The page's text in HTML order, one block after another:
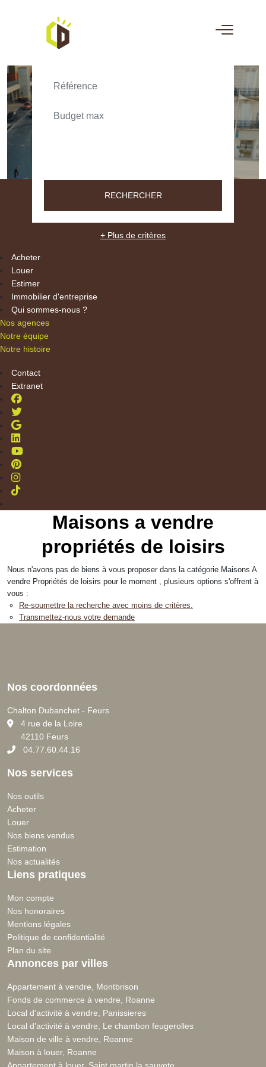
TEXT_SEARCH_SELECTIONNEZ
RECHERCHER
+ Plus de critères
Acheter
Louer
Estimer
Immobilier d'entreprise
Qui sommes-nous ?
Nos agences
Notre équipe
Notre histoire
Contact
Extranet
Maisons a vendre
propriétés de loisirs
Nous n'avons pas de biens à vous proposer dans la catégorie Maisons A
vendre Propriétés de loisirs pour le moment , plusieurs options s'offrent à
vous :
Re-soumettre la recherche avec moins de critères.
Transmettez-nous votre demande
Nos coordonnées
Chalton Dubanchet - Feurs
4 rue de la Loire
42110 Feurs
04.77.60.44.16
Nos services
Nos outils
Acheter
Louer
Nos biens vendus
Estimation
Nos actualités
Liens pratiques
Mon compte
Nos honoraires
Mentions légales
Politique de confidentialité
Plan du site
Annonces par villes
Appartement à vendre, Montbrison
Fonds de commerce à vendre, Roanne
Local d'activité à vendre, Panissieres
Local d'activité à vendre, Le chambon feugerolles
Maison de ville à vendre, Roanne
Maison à louer, Roanne